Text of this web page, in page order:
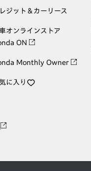
ジット＆カーリース
オンラインストア
ON
Monthly Owner
に入り